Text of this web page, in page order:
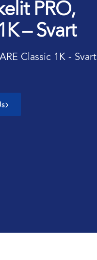
PRO,
– Svart
Classic 1K - Svart